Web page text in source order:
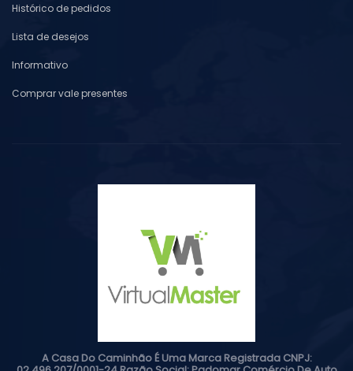
Histórico de pedidos
Lista de desejos
Informativo
Comprar vale presentes
A Casa Do Caminhão É Uma Marca Registrada CNPJ: